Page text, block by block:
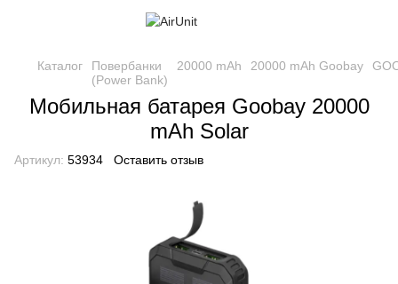
Каталог
Повербанки
(Power Bank)
20000 mAh 20000 mAh Goobay
Мобильная батарея Goobay 20000
mAh Solar
Артикул: 53934 Оставить отзыв